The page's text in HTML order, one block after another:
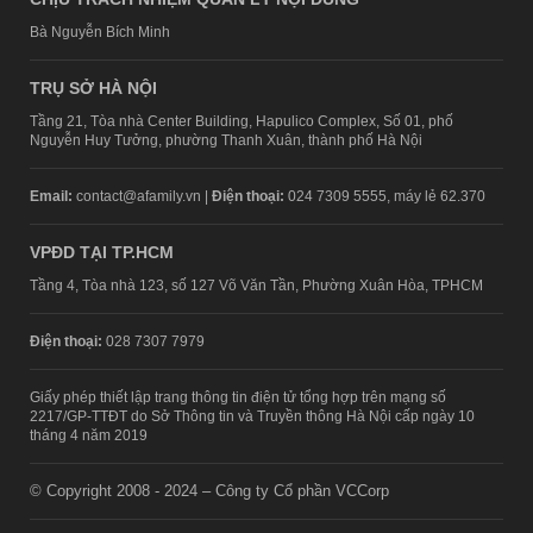
Bà Nguyễn Bích Minh
TRỤ SỞ HÀ NỘI
Tầng 21, Tòa nhà Center Building, Hapulico Complex, Số 01, phố
Nguyễn Huy Tưởng, phường Thanh Xuân, thành phố Hà Nội
Email: contact@afamily.vn | Điện thoại: 024 7309 5555, máy lẻ 62.370
VPĐD TẠI TP.HCM
Tầng 4, Tòa nhà 123, số 127 Võ Văn Tần, Phường Xuân Hòa, TPHCM
Điện thoại: 028 7307 7979
Giấy phép thiết lập trang thông tin điện tử tổng hợp trên mạng số
2217/GP-TTĐT do Sở Thông tin và Truyền thông Hà Nội cấp ngày 10
tháng 4 năm 2019
© Copyright 2008 - 2024 – Công ty Cổ phần VCCorp